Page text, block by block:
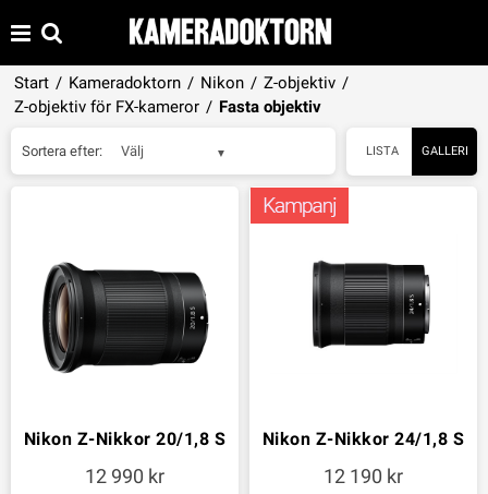
Start / Kameradoktorn / Nikon / Z-objektiv /
Z-objektiv för FX-kameror / Fasta objektiv
LISTA GALLERI
Sortera efter: Välj
Nikon Z-Nikkor 20/1,8 S
12 990
Nikon Z-Nikkor 24/1,8 S
12 190